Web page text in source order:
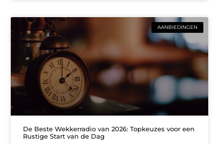
AANBIEDINGEN
De Beste Wekkerradio van 2026: Topkeuzes voor een
Rustige Start van de Dag